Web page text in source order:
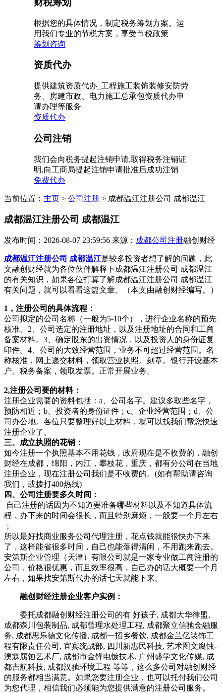
财税筹划
根据您的具体情况，制定税务筹划方案。运
用我们专业的节税方案，享受节税政策
筹划咨询
资质代办
提供建筑资质代办_工程施工装饰装修安防劳
务、房建市政、电力施工总承包资质代办申
请办理等服务
资质代办
公司注销
我们会向税务提起注销申请,取得税务注销证
明,向工商局提起注销申请批准后成功注销
免费代办
当前位置： 主页 > 公司注册 > 成都温江注册公司 成都温江
成都温江注册公司 成都温江
发布时间：2026-08-07 23:59:56 来源： 成都公司注册融创财经
成都温江注册公司 成都温江是较多投资者想了解的问题，此
文融创财经就为各位伙伴解释下成都温江注册公司 成都温江
的有关知识，如果各位打算了解成都温江注册公司 成都温江
有关问题，就可以看看这篇文章。（本文由融创财经编写。）
1，注册公司的具体流程：
公司拟定的公司名称（一般为5-10个），进行企业名称的预先
核准。2、公司选定的注册地址，以及注册地址的合同和工商
备案材料。3、确定股东的出资情况，以及投资人的身份证复
印件。4、公司的大致经营范围，业务不可超过经营范围。名
称核准，网上递交材料，领取营业执照。刻章。银行开设基本
户。税务备案，领取发票。正常开展业务。
2,注册公司要的材料：
注册企业需要的资料包括：a、公司名字。建议多取些名字，
预防相近；b、投资者的身份证件；c、企业经营范围；d、公
司办公地。各位只要整理好以上材料，就可以找我们帮您快速
注册企业了。
三、成立执照的花销：
如今注册一个执照基本不用花钱，政府现在是不收费的，融创
财经在成都，绵阳，内江，攀枝花，重庆，都有分公司在当地
注册企业，现在注册公司我们是不收费的。(如有帮助请咨询
我们，或拨打400热线)
四、公司注册要多久时间：
自己注册的话因为不知道要准备哪些材料以及不知道具体流
程，办下来的时间会很长，而且特别麻烦，一般要一个月左右
；
所以最好找商业服务公司代理注册，花点钱就能很快办下来
了，这样能省很多时间，自己也能落得清闲，不用跑来跑去。
安第斯企业管理（天津）有限公司就是一家专业做工商注册的
公司，价格很优惠，而且效率很高，自己办的话大概要一个月
左右，如果找安第斯代办的话七天就能下来。
融创财经注册企业客户实例：
委托成都融创财经注册公司的有 好孩子, 成都大华律盟,
成都森川包装制品, 成都曾理水处理工程, 成都聚立信驰金融服
务, 成都思乐德文化传播, 成都一招乡餐饮, 成都金兰亿装饰工
程有限责任公司, 宜宾统战部, 四川新惠民科技, 艺术图文腐蚀-
澳霖腐蚀艺术厂, 成都市金锋电镀技术, 广州盛学文化传媒, 成
都吉航科技, 成都汉驰环境工程 等等，这么多公司对融创财经
的服务都相当满意。如果您要注册企业，也可以托付我们公司
为您代理，相信我们必须能为您提供满意的注册公司服务。